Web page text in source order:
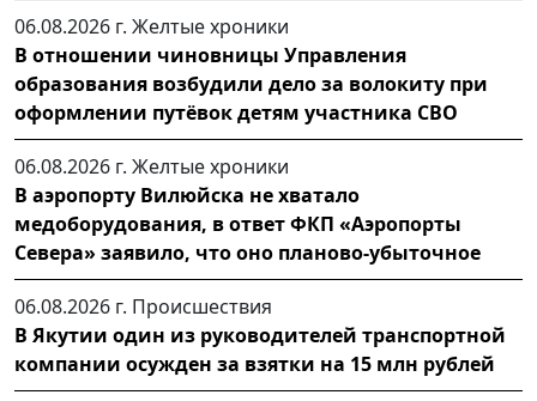
06.08.2026 г. Желтые хроники
В отношении чиновницы Управления
образования возбудили дело за волокиту при
оформлении путёвок детям участника СВО
06.08.2026 г. Желтые хроники
В аэропорту Вилюйска не хватало
медоборудования, в ответ ФКП «Аэропорты
Севера» заявило, что оно планово-убыточное
06.08.2026 г. Происшествия
В Якутии один из руководителей транспортной
компании осужден за взятки на 15 млн рублей